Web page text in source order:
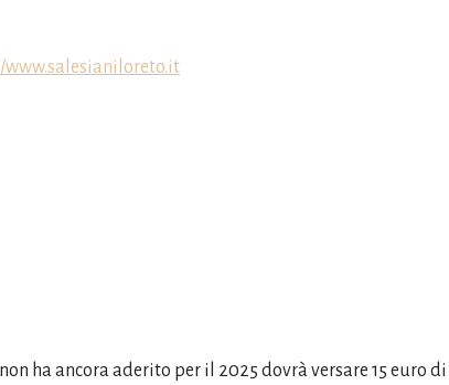
www.salesianiloreto.it
ha ancora aderito per il 2025 dovrà versare 15 euro di